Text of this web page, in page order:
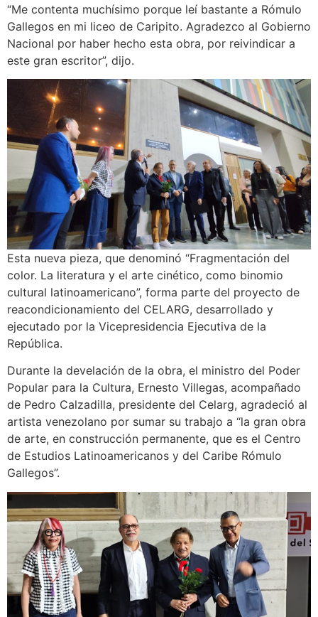
“Me contenta muchísimo porque leí bastante a Rómulo
Gallegos en mi liceo de Caripito. Agradezco al Gobierno
Nacional por haber hecho esta obra, por reivindicar a
este gran escritor”, dijo.
Esta nueva pieza, que denominó “Fragmentación del
color. La literatura y el arte cinético, como binomio
cultural latinoamericano”, forma parte del proyecto de
reacondicionamiento del CELARG, desarrollado y
ejecutado por la Vicepresidencia Ejecutiva de la
República.
Durante la develación de la obra, el ministro del Poder
Popular para la Cultura, Ernesto Villegas, acompañado
de Pedro Calzadilla, presidente del Celarg, agradeció al
artista venezolano por sumar su trabajo a “la gran obra
de arte, en construcción permanente, que es el Centro
de Estudios Latinoamericanos y del Caribe Rómulo
Gallegos”.